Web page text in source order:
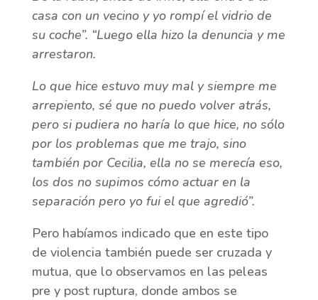
casa con un vecino y yo rompí el vidrio de
su coche”. “Luego ella hizo la denuncia y me
arrestaron.
Lo que hice estuvo muy mal y siempre me
arrepiento, sé que no puedo volver atrás,
pero si pudiera no haría lo que hice, no sólo
por los problemas que me trajo, sino
también por Cecilia, ella no se merecía eso,
los dos no supimos cómo actuar en la
separación pero yo fui el que agredió”.
Pero habíamos indicado que en este tipo
de violencia también puede ser cruzada y
mutua, que lo observamos en las peleas
pre y post ruptura, donde ambos se